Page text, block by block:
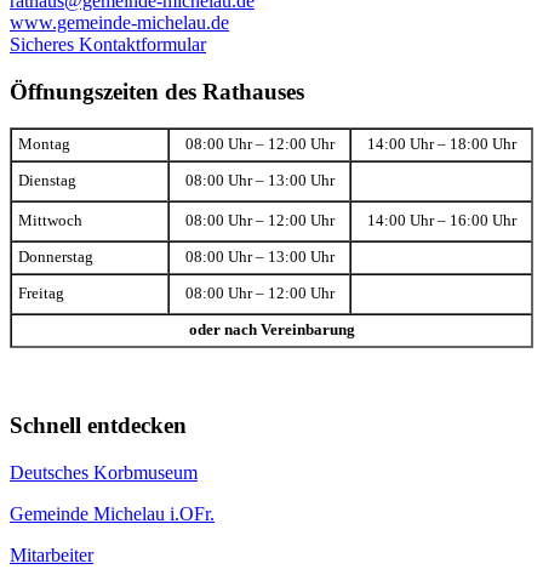
www.gemeinde-michelau.de
Sicheres Kontaktformular
Öffnungszeiten des Rathauses
Montag 08:00 Uhr – 12:00 Uhr 14:00 Uhr – 18:00 Uhr
Dienstag 08:00 Uhr – 13:00 Uhr
Mittwoch 08:00 Uhr – 12:00 Uhr 14:00 Uhr – 16:00 Uhr
Donnerstag 08:00 Uhr – 13:00 Uhr
Freitag 08:00 Uhr – 12:00 Uhr
oder nach Vereinbarung
Schnell entdecken
Deutsches Korbmuseum
Gemeinde Michelau i.OFr.
Mitarbeiter